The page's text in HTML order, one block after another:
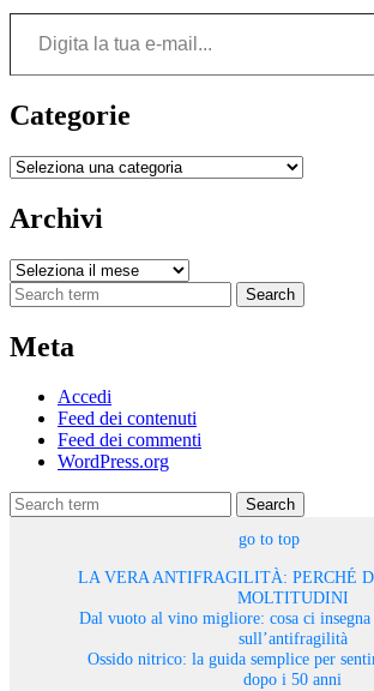
Digita la tua e-mail...
Categorie
Categorie
Archivi
Archivi
Search
Meta
Accedi
Feed dei contenuti
Feed dei commenti
WordPress.org
Search
go to top
LA VERA ANTIFRAGILITÀ: PERCHÉ
MOLTITUDINI
Dal vuoto al vino migliore: cosa ci
sull’antifragilità
Ossido nitrico: la guida semplice per
dopo i 50 anni